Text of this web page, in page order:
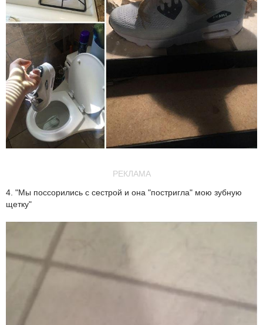
РЕКЛАМА
4. "Мы поссорились с сестрой и она "постригла" мою зубную
щетку"